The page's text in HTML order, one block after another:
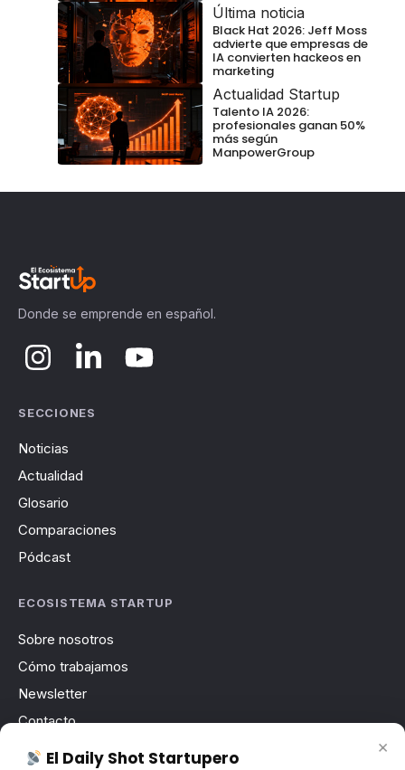
Última noticia
Black Hat 2026: Jeff Moss
advierte que empresas de
IA convierten hackeos en
marketing
Actualidad Startup
Talento IA 2026:
profesionales ganan 50%
más según
ManpowerGroup
Donde se emprende en español.
SECCIONES
Noticias
Actualidad
Glosario
Comparaciones
Pódcast
ECOSISTEMA STARTUP
Sobre nosotros
Cómo trabajamos
Newsletter
Contacto
Publicidad
×
El Daily Shot Startupero